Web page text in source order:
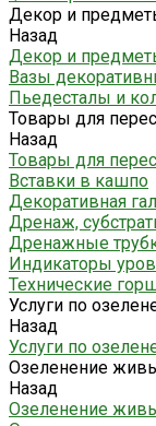
Декор и
Назад
Декор и
Вазы
Пьедесталы и
Товары для
Назад
Товары для
Вставки в кашпо
Декоративная
Дренаж,
Дренажные
Индикаторы
Технические
Услуги по
Назад
Услуги по
Озеленение
Назад
Озеленение